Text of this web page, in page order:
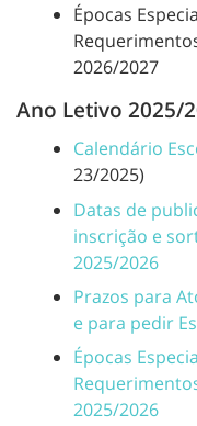
Épocas
2026/2027
Ano Letivo 2025/
Calendário
23/2025)
Datas de
inscrição e
2025/2026
Prazos para
e para pedir
Épocas
2025/2026